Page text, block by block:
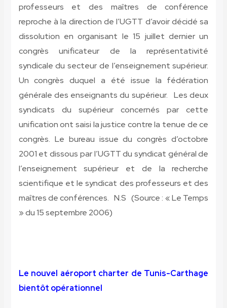
professeurs et des maîtres de conférence
reproche à la direction de l’UGTT d’avoir décidé sa
dissolution en organisant le 15 juillet dernier un
congrès unificateur de la représentativité
syndicale du secteur de l’enseignement supérieur.
Un congrès duquel a été issue la fédération
générale des enseignants du supérieur. Les deux
syndicats du supérieur concernés par cette
unification ont saisi la justice contre la tenue de ce
congrès. Le bureau issue du congrès d’octobre
2001 et dissous par l’UGTT du syndicat général de
l’enseignement supérieur et de la recherche
scientifique et le syndicat des professeurs et des
maîtres de conférences.N.S (Source : « Le Temps
» du 15 septembre 2006)
Le nouvel aéroport charter de Tunis-Carthage
bientôt opérationnel